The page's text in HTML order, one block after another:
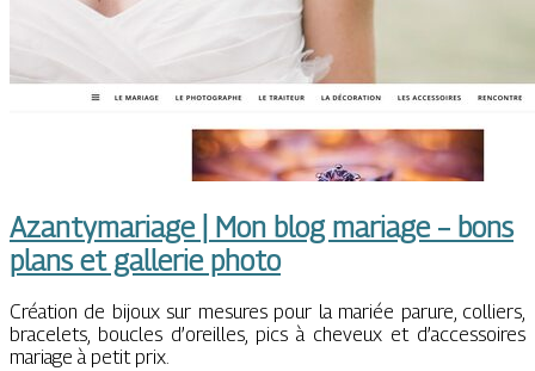
Azantymaria­ge | Mon blog mariage – bons
plans et gallerie photo
Création de bijoux sur mesures pour la mariée parure, colliers,
bracelets, boucles d’oreilles, pics à cheveux et d’accessoires
mariage à petit prix.